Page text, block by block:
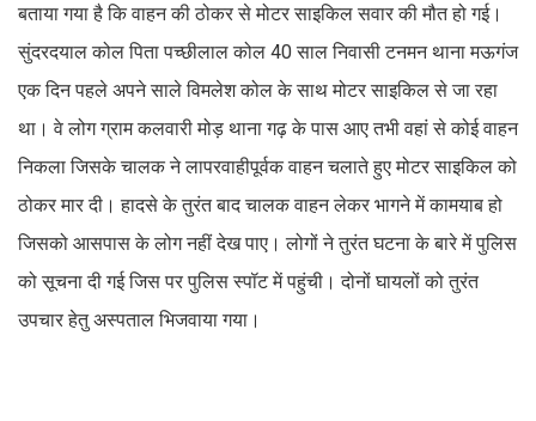
बताया गया है कि वाहन की ठोकर से मोटर साइकिल सवार की मौत हो गई।
सुंदरदयाल कोल पिता पच्छीलाल कोल 40 साल निवासी टनमन थाना मऊगंज
एक दिन पहले अपने साले विमलेश कोल के साथ मोटर साइकिल से जा रहा
था। वे लोग ग्राम कलवारी मोड़ थाना गढ़ के पास आए तभी वहां से कोई वाहन
निकला जिसके चालक ने लापरवाहीपूर्वक वाहन चलाते हुए मोटर साइकिल को
ठोकर मार दी। हादसे के तुरंत बाद चालक वाहन लेकर भागने में कामयाब हो
जिसको आसपास के लोग नहीं देख पाए। लोगों ने तुरंत घटना के बारे में पुलिस
को सूचना दी गई जिस पर पुलिस स्पॉट में पहुंची। दोनों घायलों को तुरंत
उपचार हेतु अस्पताल भिजवाया गया।